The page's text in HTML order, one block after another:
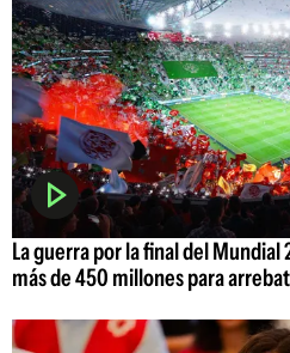
La guerra por la final del
más de 450 millones para